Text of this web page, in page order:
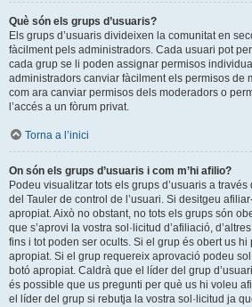
Què són els grups d’usuaris?
Els grups d’usuaris divideixen la comunitat en
fàcilment pels administradors. Cada usuari pot
cada grup se li poden assignar permisos
administradors canviar fàcilment els permisos de
com ara canviar permisos dels moderadors o
l’accés a un fòrum privat.
Torna a l’inici
On són els grups d’usuaris i com m’hi afilio?
Podeu visualitzar tots els grups d’usuaris a través
del Tauler de control de l’usuari. Si desitgeu
apropiat. Això no obstant, no tots els grups són
que s’aprovi la vostra sol·licitud d’afiliació,
fins i tot poden ser ocults. Si el grup és obert us
apropiat. Si el grup requereix aprovació podeu
botó apropiat. Caldrà que el líder del grup
és possible que us pregunti per què us hi voleu
el líder del grup si rebutja la vostra sol·licitud ja